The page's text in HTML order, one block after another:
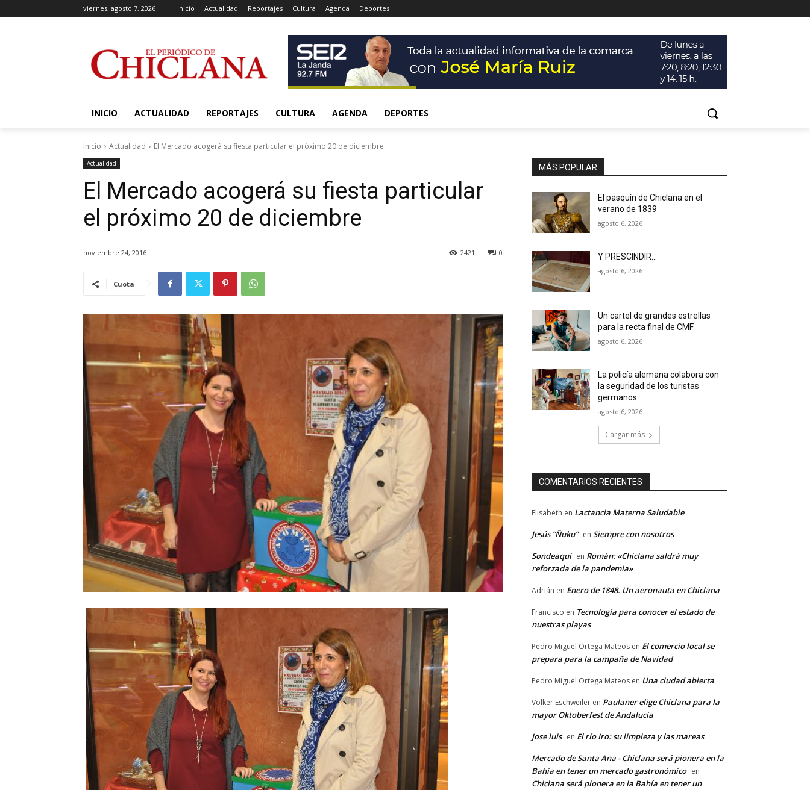
viernes, agosto 7, 2026 Inicio Actualidad Reportajes Cultura Agenda Deportes
INICIO ACTUALIDAD REPORTAJES CULTURA AGENDA DEPORTES
Inicio Actualidad El Mercado acogerá su fiesta particular el próximo 20 de diciembre
Actualidad
El Mercado acogerá su fiesta particular
el próximo 20 de diciembre
noviembre 24, 2016 0
2421
Cuota
MÁS POPULAR
El pasquín de Chiclana en el
verano de 1839
agosto 6, 2026
Y PRESCINDIR…
agosto 6, 2026
Un cartel de grandes estrellas
para la recta final de CMF
agosto 6, 2026
La policía alemana colabora con
la seguridad de los turistas
germanos
agosto 6, 2026
Cargar más
COMENTARIOS RECIENTES
Elisabeth en Lactancia Materna Saludable
Jesús “Ñuku” en Siempre con nosotros
Sondeaquí en Román: «Chiclana saldrá muy
reforzada de la pandemia»
Adrián en Enero de 1848. Un aeronauta en Chiclana
Francisco en Tecnología para conocer el estado de
nuestras playas
Pedro Miguel Ortega Mateos en El comercio local se
prepara para la campaña de Navidad
Pedro Miguel Ortega Mateos en Una ciudad abierta
Volker Eschweiler en Paulaner elige Chiclana para la
mayor Oktoberfest de Andalucía
Jose luis en El río Iro: su limpieza y las mareas
Mercado de Santa Ana - Chiclana será pionera en la
Bahía en tener un mercado gastronómico en
Chiclana será pionera en la Bahía en tener un